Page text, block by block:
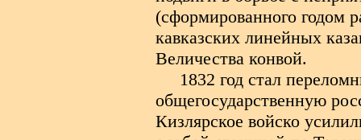
(сформированного годом
кавказских линейных
Величества конвой.
1832 год стал
общегосударственную
Кизлярское войско